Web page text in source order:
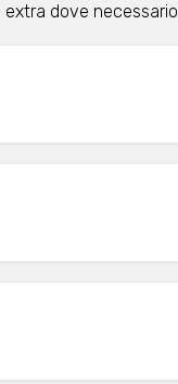
extra dove necessario